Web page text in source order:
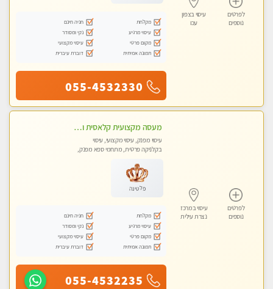
לפרטים
נוספים
עיסוי בצפון
עכו
מקלחת
חניה חינם
עיסוי מרגיע
נקי ומסודר
מקום פרטי
עיסוי מקצועי
תמונה אמיתית
דוברת עיברית
055-4532330
לפרטים
נוספים
עיסוי במרכז
נצרת עילית
מעסה מקצועית קלאסית ומפנקת בחיפה
עיסוי מפנק, עיסוי מקצועי, עיסוי
בקלניקה פרטית, מתחמי ספא מפנק,
פלטינה
מקלחת
חניה חינם
עיסוי מרגיע
נקי ומסודר
מקום פרטי
עיסוי מקצועי
תמונה אמיתית
דוברת עיברית
055-4532235